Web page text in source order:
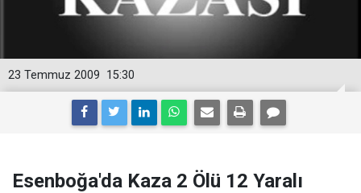
15:30
23 Temmuz 2009
Esenboğa'da Kaza 2 Ölü 12 Yaralı